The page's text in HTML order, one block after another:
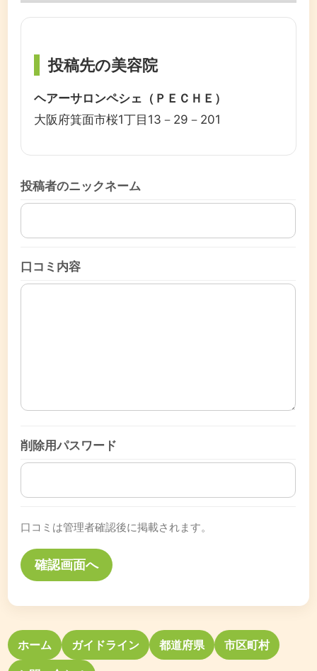
投稿先の美容院
ヘアーサロンペシェ（ＰＥＣＨＥ）
大阪府箕面市桜1丁目13－29－201
投稿者のニックネーム
口コミ内容
削除用パスワード
口コミは管理者確認後に掲載されます。
ホーム ガイドライン 都道府県 市区町村